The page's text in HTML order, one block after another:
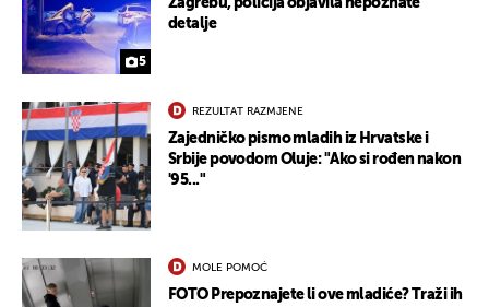
5
Zagrebu, policija objavila nepoznate
detalje
REZULTAT RAZMJENE
Zajedničko pismo mladih iz Hrvatske i
Srbije povodom Oluje: "Ako si rođen nakon
'95..."
MOLE POMOĆ
FOTO Prepoznajete li ove mladiće? Traži ih
UKLJUČITE NOTIFIKACIJE